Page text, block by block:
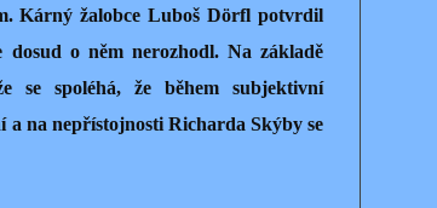
Kárný žalobce Luboš Dörfl potvrdil
o něm nerozhodl. Na základě
se spoléhá, že během subjektivní
a na nepřístojnosti Richarda Skýby se